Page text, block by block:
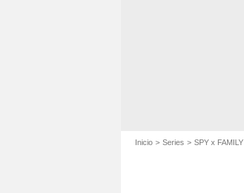
Inicio Series SPY x FAMILY